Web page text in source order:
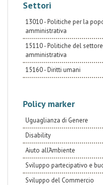
Settori
13010 - Politiche per la
amministrativa
15110 - Politiche del
amministrativa
15160 - Diritti umani
Policy marker
Uguaglianza di Genere
Disability
Aiuto all’Ambiente
Sviluppo partecipativo e
Sviluppo del Commercio